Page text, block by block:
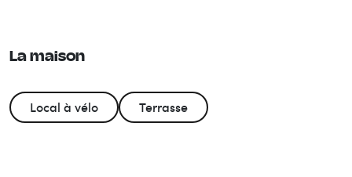
La maison
Local à vélo Terrasse